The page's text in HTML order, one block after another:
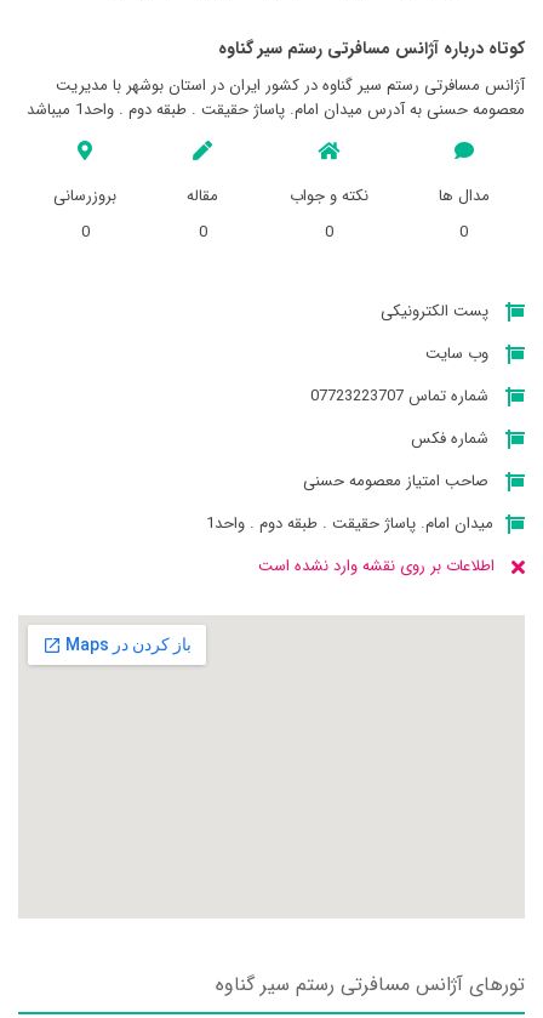
کوتاه درباره آژانس مسافرتی رستم سير گناوه
آژانس مسافرتی رستم سير گناوه در کشور ایران در استان بوشهر با مدیریت
معصومه حسنی به آدرس میدان امام. پاساژ حقیقت . طبقه دوم . واحد1 میباشد
مدال ها
0
نکته و جواب
0
مقاله
0
بروزرسانی
0
پست الکترونیکی
وب سایت
شماره تماس 07723223707
شماره فکس
صاحب امتیاز معصومه حسنی
میدان امام. پاساژ حقیقت . طبقه دوم . واحد1
اطلاعات بر روی نقشه وارد نشده است
تورهای آژانس مسافرتی رستم سير گناوه